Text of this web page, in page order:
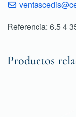
Referencia: 6.5 4
Productos